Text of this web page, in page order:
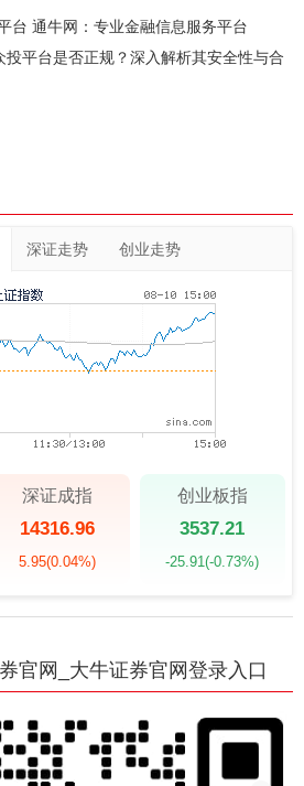
台 通牛网：专业金融信息服务平台
投平台是否正规？深入解析其安全性与合
深证走势 创业走势
深证成指
14316.96
5.95(0.04%)
创业板指
3537.21
-25.91(-0.73%)
官网_大牛证券官网登录入口